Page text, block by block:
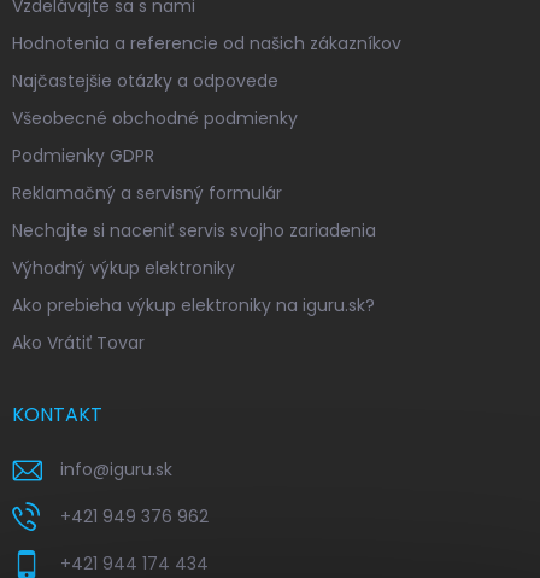
Vzdelávajte sa s nami
Hodnotenia a referencie od našich zákazníkov
Najčastejšie otázky a odpovede
Všeobecné obchodné podmienky
Podmienky GDPR
Reklamačný a servisný formulár
Nechajte si naceniť servis svojho zariadenia
Výhodný výkup elektroniky
Ako prebieha výkup elektroniky na iguru.sk?
Ako Vrátiť Tovar
KONTAKT
info@iguru.sk
+421 949 376 962
+421 944 174 434